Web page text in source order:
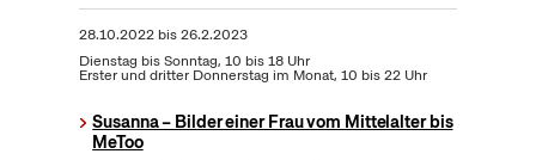
28.10.2022bis26.2.2023
Dienstag bis Sonntag, 10 bis 18 Uhr
Erster und dritter Donnerstag im Monat, 10 bis 22 Uhr
Susanna – Bilder einer Frau vom Mittelalter bis
MeToo